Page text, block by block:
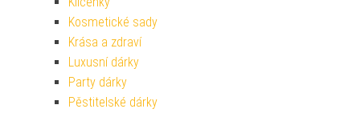
Kosmetické sady
Krása a zdraví
Luxusní dárky
Party dárky
Pěstitelské dárky